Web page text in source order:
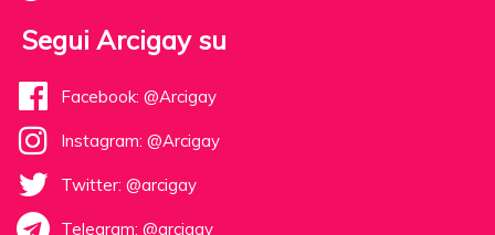
Segui Arcigay su
Facebook: @Arcigay
Instagram: @Arcigay
Twitter: @arcigay
Telegram: @arcigay